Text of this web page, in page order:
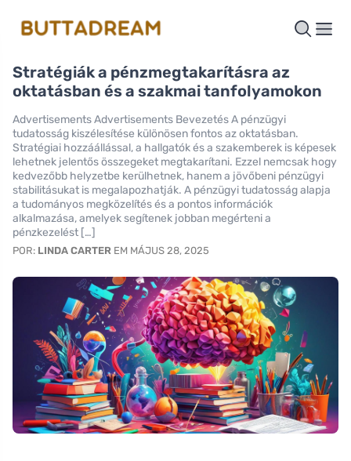
Stratégiák a pénzmegtakarításra az
oktatásban és a szakmai tanfolyamokon
Advertisements Advertisements Bevezetés A pénzügyi
tudatosság kiszélesítése különösen fontos az oktatásban.
Stratégiai hozzáállással, a hallgatók és a szakemberek is képesek
lehetnek jelentős összegeket megtakarítani. Ezzel nemcsak hogy
kedvezőbb helyzetbe kerülhetnek, hanem a jövőbeni pénzügyi
stabilitásukat is megalapozhatják. A pénzügyi tudatosság alapja
a tudományos megközelítés és a pontos információk
alkalmazása, amelyek segítenek jobban megérteni a
pénzkezelést […]
POR: LINDA CARTER EM MÁJUS 28, 2025